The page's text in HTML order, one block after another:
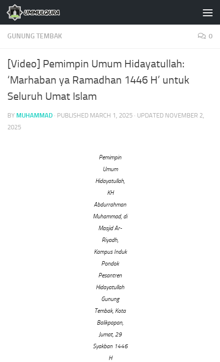
Skip to content
GUNUNG TEMBAK 0
[Video] Pemimpin Umum Hidayatullah:
‘Marhaban ya Ramadhan 1446 H’ untuk
Seluruh Umat Islam
BY MUHAMMAD · PUBLISHED MARCH 1, 2025 · UPDATED NOVEMBER 2,
2025
Pemimpin
Umum
Hidayatullah,
KH
Abdurrahman
Muhammad, di
Masjid Ar-
Riyadh,
Kampus Induk
Pondok
Pesantren
Hidayatullah
Gunung
Tembak, Kota
Balikpapan,
Jumat, 29
Syakban 1446
H